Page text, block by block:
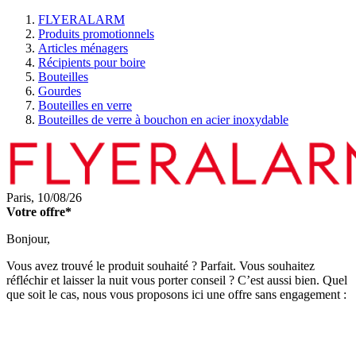
FLYERALARM
Produits promotionnels
Articles ménagers
Récipients pour boire
Bouteilles
Gourdes
Bouteilles en verre
Bouteilles de verre à bouchon en acier inoxydable
Paris, 10/08/26
Votre offre*
Bonjour,
Vous avez trouvé le produit souhaité ? Parfait. Vous souhaitez
réfléchir et laisser la nuit vous porter conseil ? C’est aussi bien. Quel
que soit le cas, nous vous proposons ici une offre sans engagement :